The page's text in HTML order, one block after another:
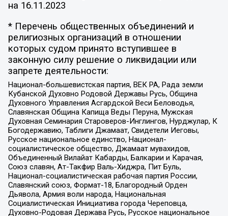
на 16.11.2023
* Перечень общественных объединений и
религиозных организаций в отношении
которых судом принято вступившее в
законную силу решение о ликвидации или
запрете деятельности:
Национал-большевистская партия, ВЕК РА, Рада земли
Кубанской Духовно Родовой Державы Русь, Община
Духовного Управления Асгардской Веси Беловодья,
Славянская Община Капища Веды Перуна, Мужская
Духовная Семинария Староверов-Инглингов, Нурджулар, К
Богодержавию, Таблиги Джамаат, Свидетели Иеговы,
Русское национальное единство, Национал-
социалистическое общество, Джамаат мувахидов,
Объединенный Вилайат Кабарды, Балкарии и Карачая,
Союз славян, Ат-Такфир Валь-Хиджра, Пит Буль,
Национал-социалистическая рабочая партия России,
Славянский союз, Формат-18, Благородный Орден
Дьявола, Армия воли народа, Национальная
Социалистическая Инициатива города Череповца,
Духовно-Родовая Держава Русь, Русское национальное